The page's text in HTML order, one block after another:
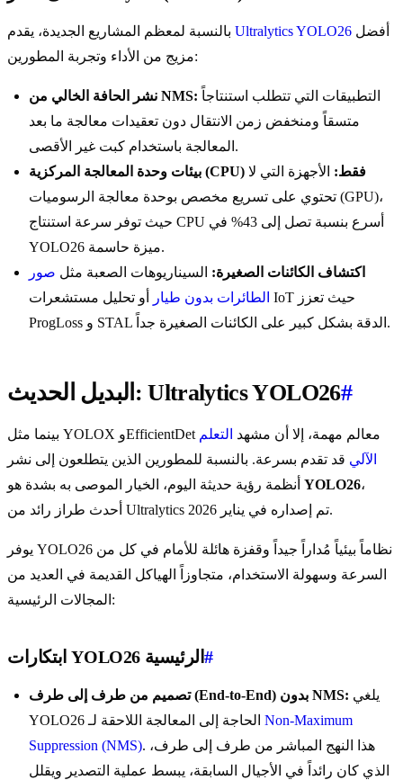
Ultralytics YOLO26
مزيج من الأداء وتجربة المطورين:
نشر الحافة الخالي من NMS:
متسقاً ومنخفض زمن الانتقال دون تعقيدات معالجة ما بعد
المعالجة باستخدام كبت غير الأقصى.
بيئات وحدة المعالجة المركزية (CPU) فقط: الأجهزة التي لا
تحتوي على تسريع مخصص بوحدة معالجة الرسوميات (GPU)،
حيث توفر سرعة استنتاج CPU أسرع بنسبة تصل إلى 43% في
YOLO26 ميزة حاسمة.
اكتشاف الكائنات الصغيرة: السيناريوهات الصعبة مثل صور
الطائرات بدون طيار
أو تحليل مستشعرات IoT حيث تعزز
ProgLoss و STAL الدقة بشكل كبير على الكائنات الصغيرة جداً.
البديل الحديث: Ultralytics YOLO26#
بينما مثل YOLOX وEfficientDet معالم مهمة، إلا أن مشهد التعلم
الآلي قد تقدم بسرعة. بالنسبة للمطورين الذين يتطلعون إلى نشر
YOLO26،
أحدث طراز رائد من Ultralytics تم إصداره في يناير 2026.
يوفر YOLO26 نظاماً بيئياً مُداراً جيداً وقفزة هائلة للأمام في كل من
السرعة وسهولة الاستخدام، متجاوزاً الهياكل القديمة في العديد من
المجالات الرئيسية:
ابتكارات YOLO26 الرئيسية#
تصميم من طرف إلى طرف (End-to-End) بدون NMS:
Non-Maximum
Suppression (NMS). هذا النهج المباشر من طرف إلى طرف،
الذي كان رائداً في الأجيال السابقة، يبسط عملية التصدير ويقلل